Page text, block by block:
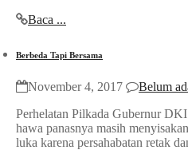
Baca ...
Berbeda Tapi Bersama
November 4, 2017 Belum
Perhelatan Pilkada Gubernur
hawa panasnya masih
luka karena persahabatan retak